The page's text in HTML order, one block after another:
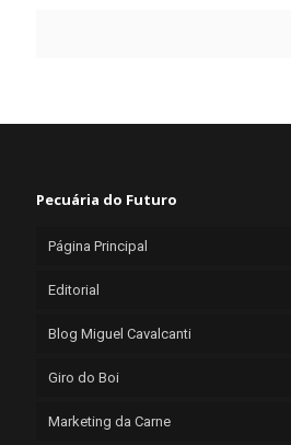
Pecuária do Futuro
Página Principal
Editorial
Blog Miguel Cavalcanti
Giro do Boi
Marketing da Carne